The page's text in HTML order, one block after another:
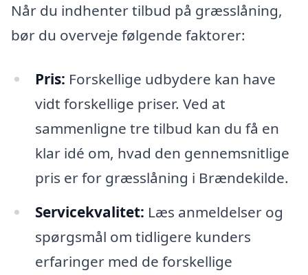
Når du indhenter tilbud på græsslåning,
bør du overveje følgende faktorer:
Pris: Forskellige udbydere kan have
vidt forskellige priser. Ved at
sammenligne tre tilbud kan du få en
klar idé om, hvad den gennemsnitlige
pris er for græsslåning i Brændekilde.
Servicekvalitet: Læs anmeldelser og
spørgsmål om tidligere kunders
erfaringer med de forskellige